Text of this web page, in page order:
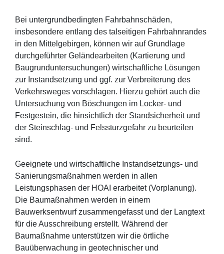
Bei untergrundbedingten Fahrbahnschäden,
insbesondere entlang des talseitigen Fahrbahnrandes
in den Mittelgebirgen, können wir auf Grundlage
durchgeführter Geländearbeiten (Kartierung und
Baugrunduntersuchungen) wirtschaftliche Lösungen
zur Instandsetzung und ggf. zur Verbreiterung des
Verkehrsweges vorschlagen. Hierzu gehört auch die
Untersuchung von Böschungen im Locker- und
Festgestein, die hinsichtlich der Standsicherheit und
der Steinschlag- und Felssturzgefahr zu beurteilen
sind.
Geeignete und wirtschaftliche Instandsetzungs- und
Sanierungsmaßnahmen werden in allen
Leistungsphasen der HOAI erarbeitet (Vorplanung).
Die Baumaßnahmen werden in einem
Bauwerksentwurf zusammengefasst und der Langtext
für die Ausschreibung erstellt. Während der
Baumaßnahme unterstützen wir die örtliche
Bauüberwachung in geotechnischer und